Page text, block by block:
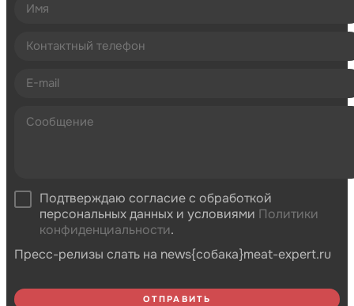
Подтверждаю согласие с обработкой
персональных данных и условиями Политики
конфиденциальности.
Пресс-релизы слать на news{собака}meat-expert.ru